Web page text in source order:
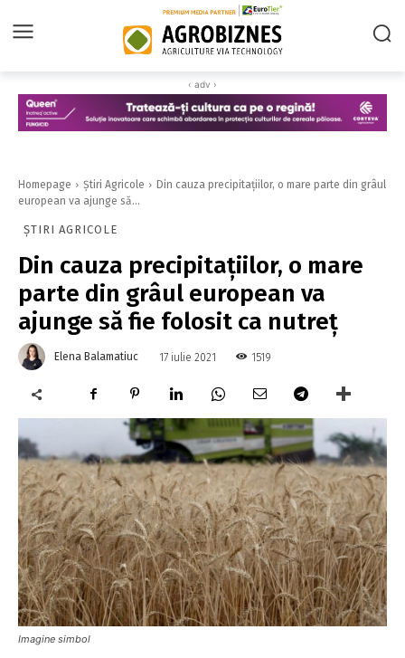
‹ adv ›
Homepage Știri Agricole
Din cauza precipitaţiilor, o mare parte din grâul
european va ajunge să...
ȘTIRI AGRICOLE
Din cauza precipitaţiilor, o mare
parte din grâul european va
ajunge să fie folosit ca nutreţ
Elena Balamatiuc 17 iulie 2021 1519
Imagine simbol